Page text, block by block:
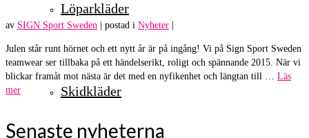
Löparkläder
Skidkläder
av SIGN Sport Sweden postad i Nyheter
Julen står runt hörnet och ett nytt år är på ingång! Vi på Sign Sport Sweden
teamwear ser tillbaka på ett händelserikt, roligt och spännande 2015. När vi
blickar framåt mot nästa är det med en nyfikenhet och längtan till … Läs
mer
Senaste nyheterna